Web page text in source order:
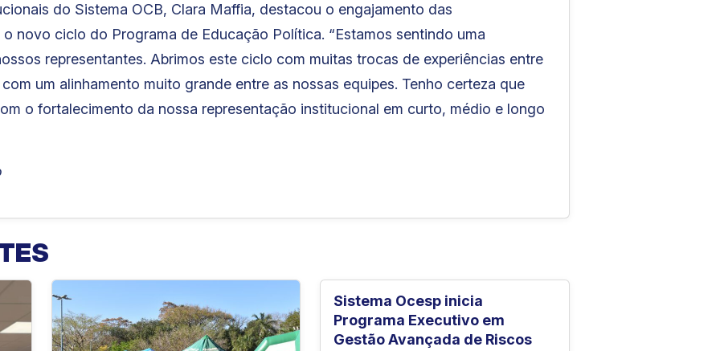
do Sistema OCB, Clara Maffia, destacou o engajamento das
novo ciclo do Programa de Educação Política. “Estamos sentindo uma
representantes. Abrimos este ciclo com muitas trocas de experiências entre
um alinhamento muito grande entre as nossas equipes. Tenho certeza que
o fortalecimento da nossa representação institucional em curto, médio e longo
Sistema Ocesp inicia
Programa Executivo em
Gestão Avançada de Riscos